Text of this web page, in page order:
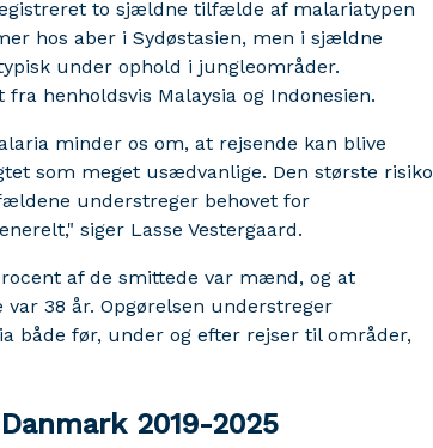
to sjældne tilfælde af malariatypen
hos aber i Sydøstasien, men i sjældne
under ophold i jungleområder.
henholdsvis Malaysia og Indonesien.
minder os om, at rejsende kan blive
som meget usædvanlige. Den største risiko
understreger behovet for
siger Lasse Vestergaard.
af de smittede var mænd, og at
38 år. Opgørelsen understreger
både før, under og efter rejser til områder,
2019-2025